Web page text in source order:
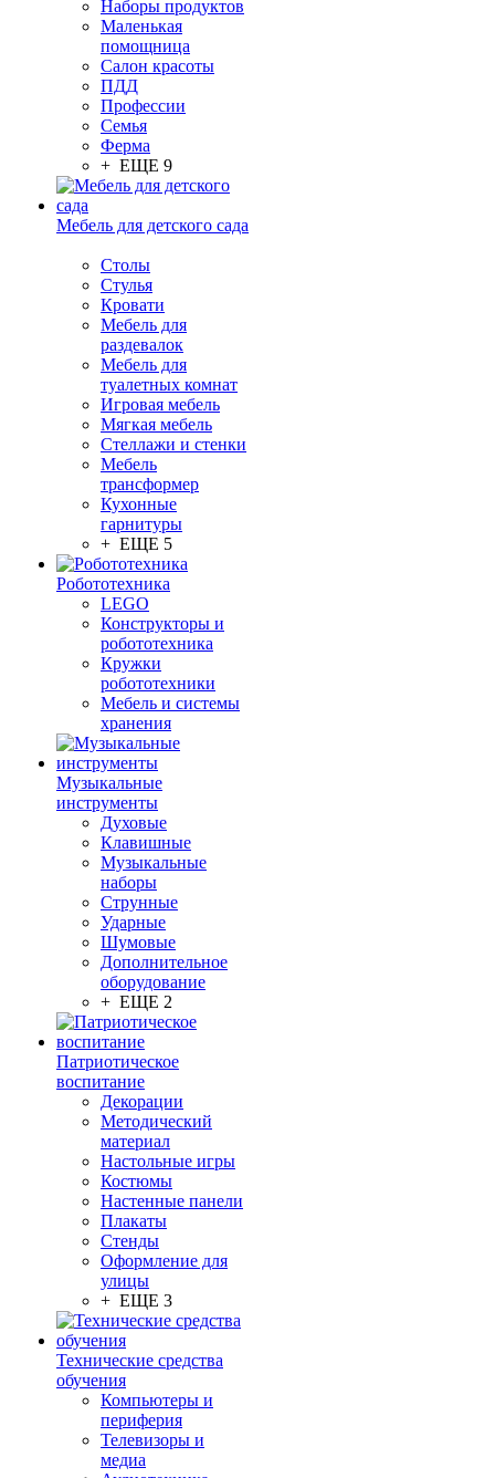
Наборы продуктов
Маленькая
помощница
Салон красоты
ПДД
Профессии
Семья
Ферма
+ ЕЩЕ 9
Мебель для детского сада
Столы
Cтулья
Кровати
Мебель для
раздевалок
Мебель для
туалетных комнат
Игровая мебель
Мягкая мебель
Стеллажи и стенки
Мебель
трансформер
Кухонные
гарнитуры
+ ЕЩЕ 5
Робототехника
LEGO
Конструкторы и
робототехника
Кружки
робототехники
Мебель и системы
хранения
Музыкальные
инструменты
Духовые
Клавишные
Музыкальные
наборы
Струнные
Ударные
Шумовые
Дополнительное
оборудование
+ ЕЩЕ 2
Патриотическое
воспитание
Декорации
Методический
материал
Настольные игры
Костюмы
Настенные панели
Плакаты
Стенды
Оформление для
улицы
+ ЕЩЕ 3
Технические средства
обучения
Компьютеры и
периферия
Телевизоры и
медиа